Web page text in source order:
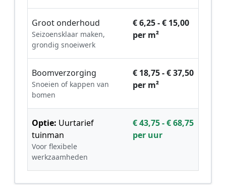
Groot onderhoud
Seizoensklaar maken,
grondig snoeiwerk
€ 6,25 - € 15,00
per m²
Boomverzorging
Snoeien of kappen van
bomen
€ 18,75 - € 37,50
per m²
Optie: Uurtarief
tuinman
Voor flexibele
werkzaamheden
€ 43,75 - € 68,75
per uur